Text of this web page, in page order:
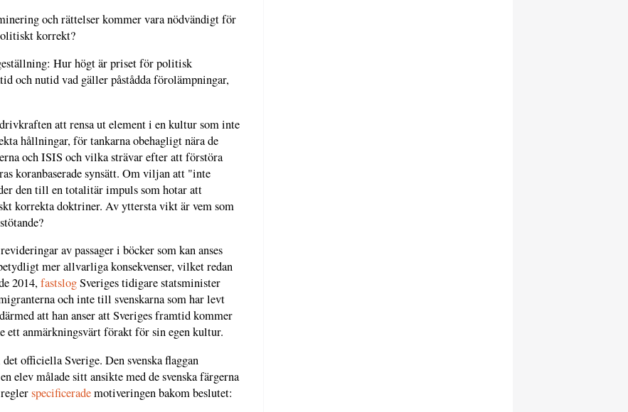
och rättelser kommer vara nödvändigt för
korrekt?
Hur högt är priset för politisk
och nutid vad gäller påstådda förolämpningar,
att rensa ut element i en kultur som inte
hållningar, för tankarna obehagligt nära de
och ISIS och vilka strävar efter att förstöra
koranbaserade synsätt. Om viljan att "inte
den till en totalitär impuls som hotar att
korrekta doktriner. Av yttersta vikt är vem som
av passager i böcker som kan anses
mer allvarliga konsekvenser, vilket redan
2014,fastslogSveriges tidigare statsminister
och inte till svenskarna som har levt
att han anser att Sveriges framtid kommer
ett anmärkningsvärt förakt för sin egen kultur.
officiella Sverige. Den svenska flaggan
elev målade sitt ansikte med de svenska färgerna
specificerademotiveringen bakom beslutet: